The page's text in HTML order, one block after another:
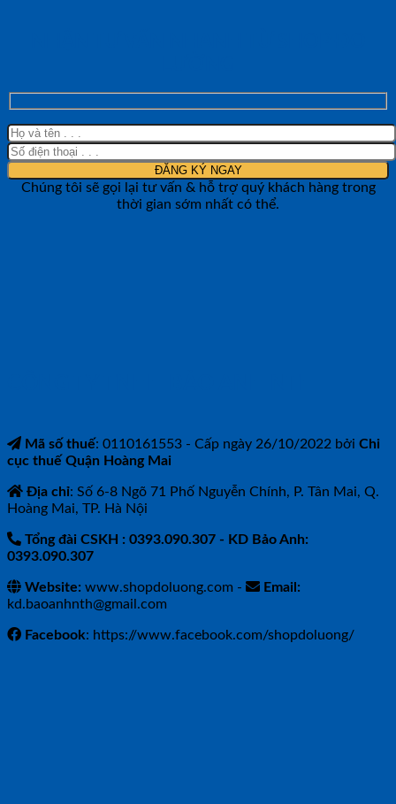
Chúng tôi sẽ gọi lại tư vấn & hỗ trợ quý khách hàng trong
thời gian sớm nhất có thể.
Mã số thuế: 0110161553 - Cấp ngày 26/10/2022 bởi Chi
cục thuế Quận Hoàng Mai
Địa chỉ: Số 6-8 Ngõ 71 Phố Nguyễn Chính, P. Tân Mai, Q.
Hoàng Mai, TP. Hà Nội
Tổng đài CSKH : 0393.090.307 - KD Bảo Anh:
0393.090.307
Website: www.shopdoluong.com -
Email:
kd.baoanhnth@gmail.com
Facebook: https://www.facebook.com/shopdoluong/